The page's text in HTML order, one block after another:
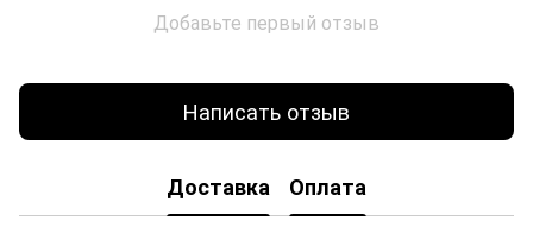
Добавьте первый отзыв
Написать отзыв
Доставка Оплата